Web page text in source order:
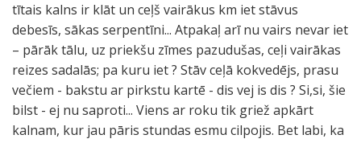
tītais kalns ir klāt un ceļš vairākus km iet stāvus
debesīs, sākas serpentīni... Atpakaļ arī nu vairs nevar iet
– pārāk tālu, uz priekšu zīmes pazudušas, ceļi vairākas
reizes sadalās; pa kuru iet ? Stāv ceļā kokvedējs, prasu
večiem - bakstu ar pirkstu kartē - dis vej is dis ? Si,si, šie
bilst - ej nu saproti... Viens ar roku tik griež apkārt
kalnam, kur jau pāris stundas esmu cilpojis. Bet labi, ka